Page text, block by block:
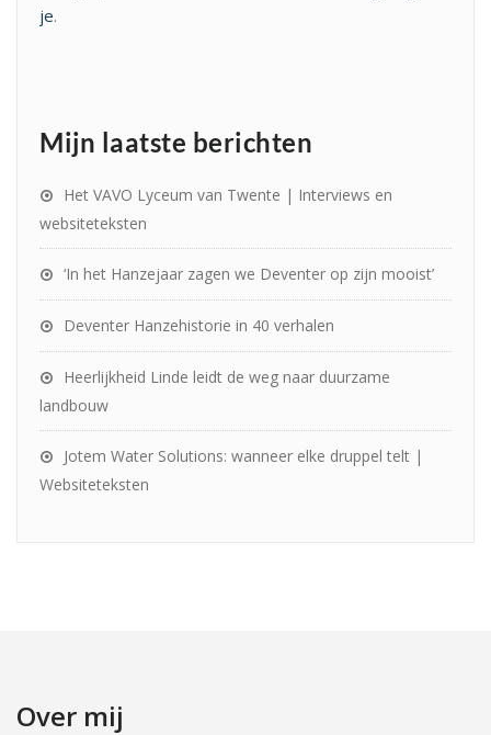
je.
Mijn laatste berichten
Het VAVO Lyceum van Twente | Interviews en
websiteteksten
‘In het Hanzejaar zagen we Deventer op zijn mooist’
Deventer Hanzehistorie in 40 verhalen
Heerlijkheid Linde leidt de weg naar duurzame
landbouw
Jotem Water Solutions: wanneer elke druppel telt |
Websiteteksten
Over mij